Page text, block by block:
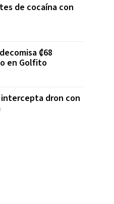
de cocaína con
₡68
en Golfito
dron con